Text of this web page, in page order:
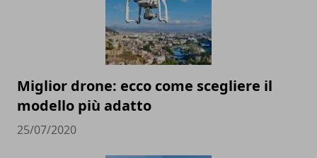
Miglior drone: ecco come scegliere il
modello più adatto
25/07/2020